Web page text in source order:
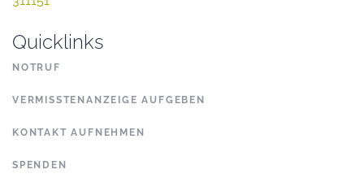
Quicklinks
NOTRUF
VERMISSTENANZEIGE AUFGEBEN
KONTAKT AUFNEHMEN
SPENDEN